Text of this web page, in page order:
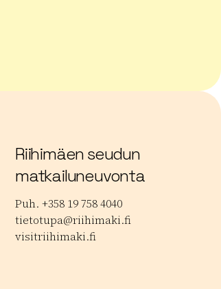
Riihimäen seudun
matkailuneuvonta
Puh. +358 19 758 4040
tietotupa@riihimaki.fi
visitriihimaki.fi